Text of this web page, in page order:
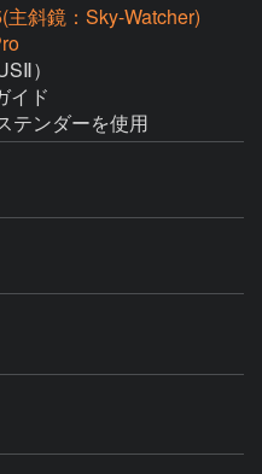
主斜鏡：Sky-Watcher)
）
イド
テンダーを使用